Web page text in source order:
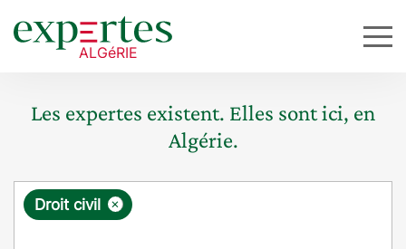
Les expertes existent. Elles sont ici, en
Algérie.
R
×
Droit civil